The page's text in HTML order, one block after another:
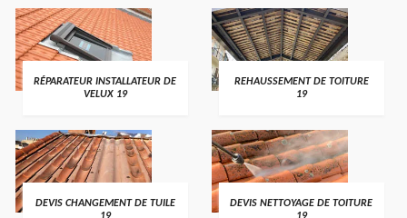
RÉPARATEUR INSTALLATEUR DE
VELUX 19
REHAUSSEMENT DE TOITURE
19
DEVIS CHANGEMENT DE TUILE
DEVIS NETTOYAGE DE TOITURE